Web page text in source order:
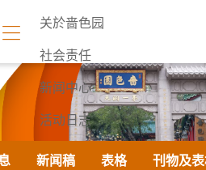
关於啬色园
社会责任
新闻中心
活动日志
联络我们
新闻稿 表格 刊物及